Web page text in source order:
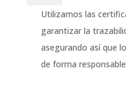
Utilizamos las
garantizar la
asegurando así que
de forma